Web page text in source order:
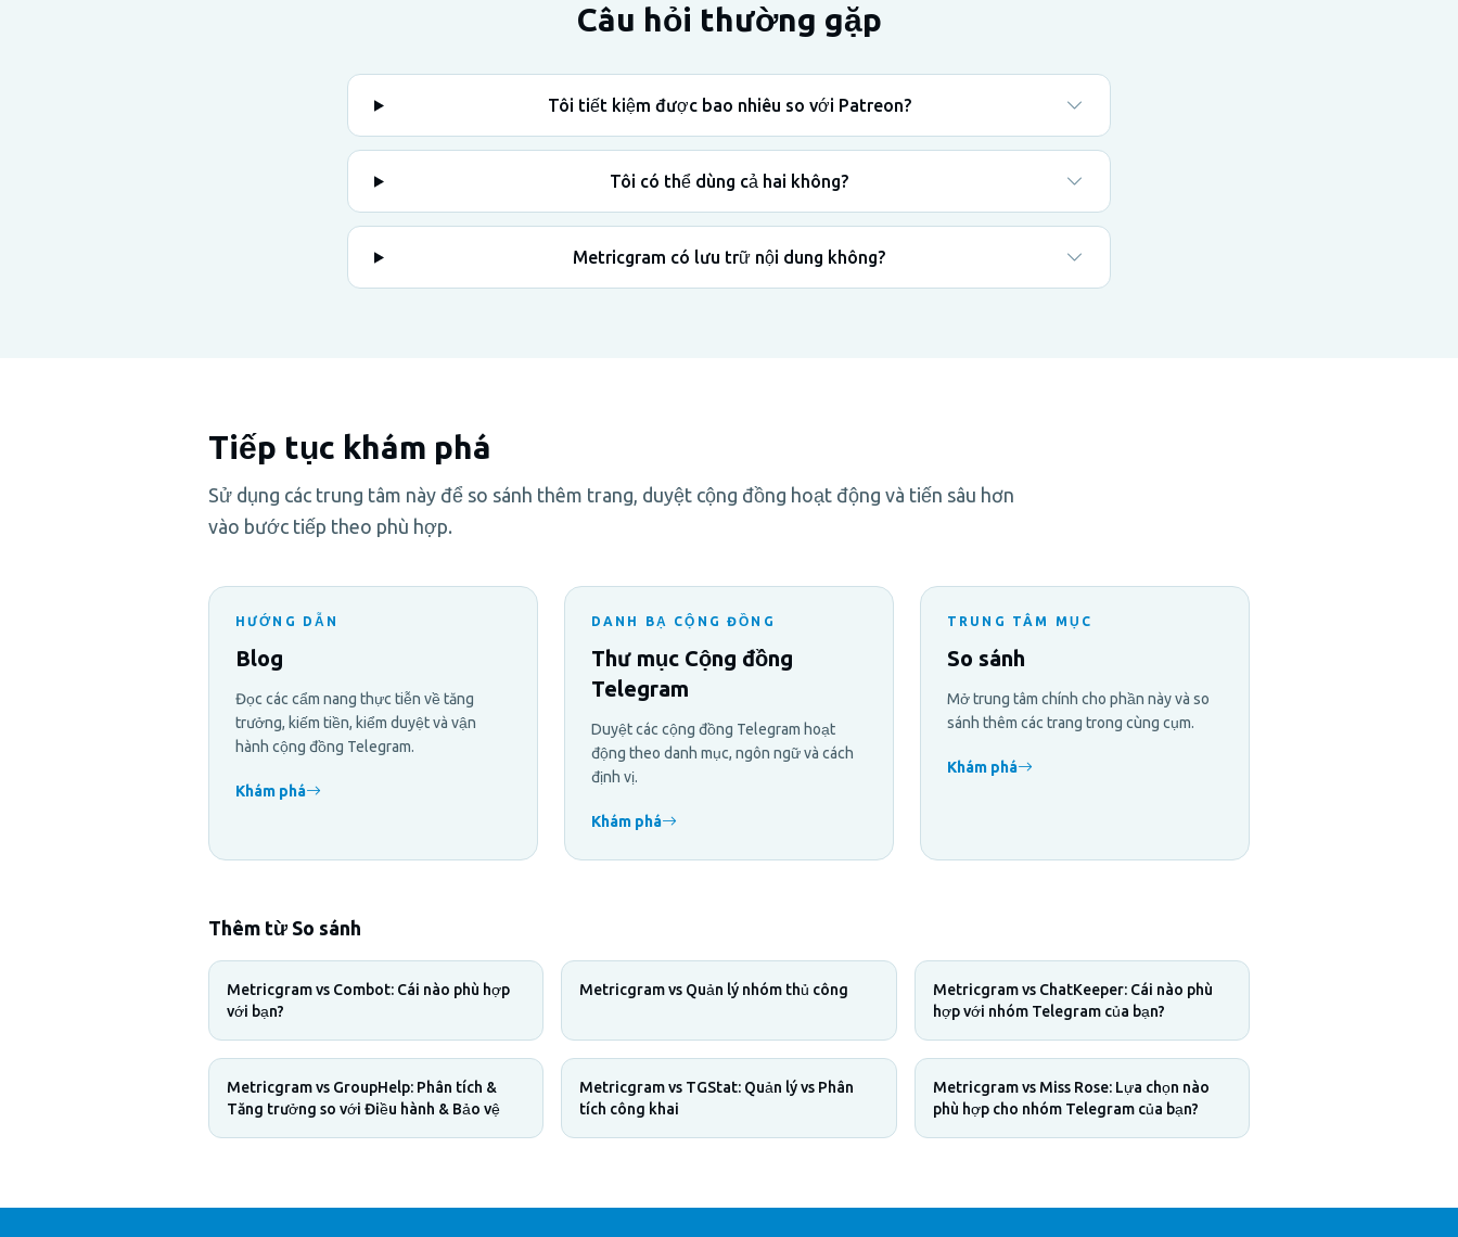
Câu hỏi thường gặp
Tôi tiết kiệm được bao nhiêu so với Patreon?
Tôi có thể dùng cả hai không?
Metricgram có lưu trữ nội dung không?
Tiếp tục khám phá
Sử dụng các trung tâm này để so sánh thêm trang, duyệt cộng đồng hoạt động và tiến sâu hơn
vào bước tiếp theo phù hợp.
HƯỚNG DẪN
Blog
Đọc các cẩm nang thực tiễn về tăng
trưởng, kiếm tiền, kiểm duyệt và vận
hành cộng đồng Telegram.
Khám phá
DANH BẠ CỘNG ĐỒNG
Thư mục Cộng đồng
Telegram
Duyệt các cộng đồng Telegram hoạt
động theo danh mục, ngôn ngữ và cách
định vị.
Khám phá
TRUNG TÂM MỤC
So sánh
Mở trung tâm chính cho phần này và so
sánh thêm các trang trong cùng cụm.
Khám phá
Thêm từ So sánh
Metricgram vs Combot: Cái nào phù hợp
với bạn?
Metricgram vs Quản lý nhóm thủ công
Metricgram vs ChatKeeper: Cái nào phù
hợp với nhóm Telegram của bạn?
Metricgram vs GroupHelp: Phân tích &
Tăng trưởng so với Điều hành & Bảo vệ
Metricgram vs TGStat: Quản lý vs Phân
tích công khai
Metricgram vs Miss Rose: Lựa chọn nào
phù hợp cho nhóm Telegram của bạn?